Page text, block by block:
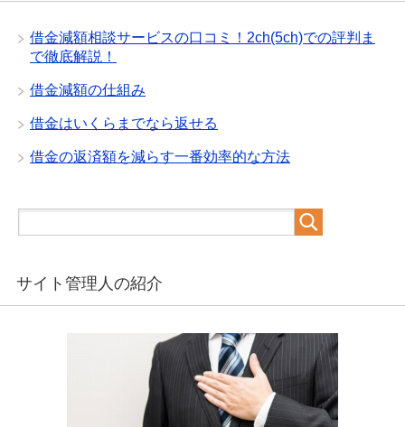
借金減額相談サービスの口コミ！2ch(5ch)での評判ま
で徹底解説！
借金減額の仕組み
借金はいくらまでなら返せる
借金の返済額を減らす一番効率的な方法
サイト管理人の紹介